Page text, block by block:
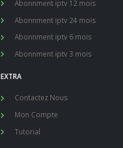
Abonnment iptv 12 mois
Abonnment iptv 24 mois
Abonnment iptv 6 mois
Abonnment iptv 3 mois
EXTRA
Contactez Nous
Mon Compte
Tutorial